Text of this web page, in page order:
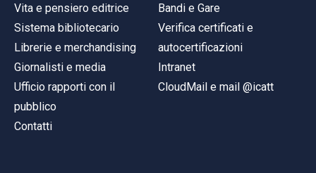
Vita e pensiero editrice
Sistema bibliotecario
Librerie e merchandising
Giornalisti e media
Ufficio rapporti con il
pubblico
Contatti
Bandi e Gare
Verifica certificati e
autocertificazioni
Intranet
CloudMail e mail @icatt